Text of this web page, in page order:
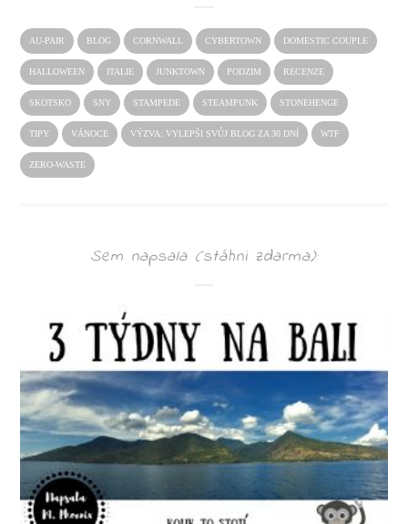
AU-PAIR BLOG CORNWALL CYBERTOWN DOMESTIC COUPLE
HALLOWEEN ITALIE JUNKTOWN PODZIM RECENZE
SKOTSKO SNY STAMPEDE STEAMPUNK STONEHENGE
TIPY VÁNOCE VÝZVA: VYLEPŠI SVŮJ BLOG ZA 30 DNÍ WTF
ZERO-WASTE
Sem napsala (stáhni zdarma):